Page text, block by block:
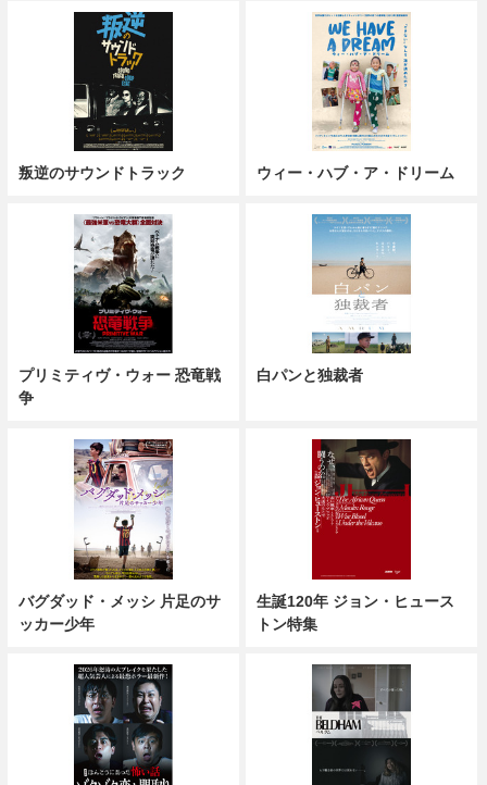
叛逆のサウンドトラック ウィー・ハブ・ア・ドリーム
プリミティヴ・ウォー 恐竜戦
争
白パンと独裁者
バグダッド・メッシ 片足のサ
ッカー少年
生誕120年 ジョン・ヒュース
トン特集